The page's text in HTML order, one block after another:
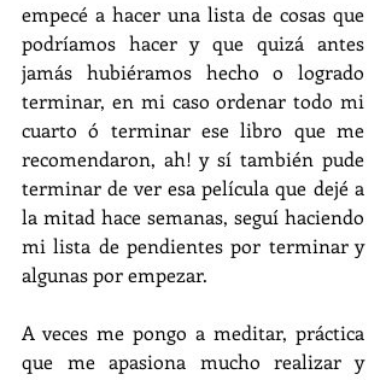
empecé a hacer una lista de cosas que
podríamos hacer y que quizá antes
jamás hubiéramos hecho o logrado
terminar, en mi caso ordenar todo mi
cuarto ó terminar ese libro que me
recomendaron, ah! y sí también pude
terminar de ver esa película que dejé a
la mitad hace semanas, seguí haciendo
mi lista de pendientes por terminar y
algunas por empezar.
A veces me pongo a meditar, práctica
que me apasiona mucho realizar y